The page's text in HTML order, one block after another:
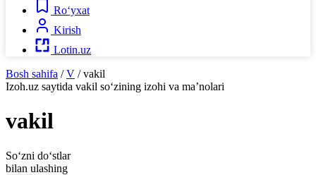
Ro‘yxat
Kirish
Lotin.uz
Bosh sahifa / V / vakil
Izoh.uz saytida vakil so‘zining izohi va ma’nolari
vakil
So‘zni do‘stlar
bilan ulashing